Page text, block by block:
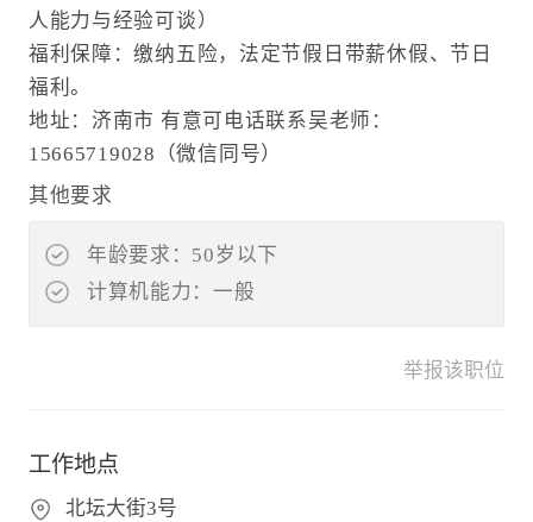
人能力与经验可谈）
福利保障：缴纳五险，法定节假日带薪休假、节日
福利。
地址：济南市 有意可电话联系吴老师：
15665719028（微信同号）
其他要求
年龄要求：50岁以下
计算机能力：一般
举报该职位
工作地点
北坛大街3号